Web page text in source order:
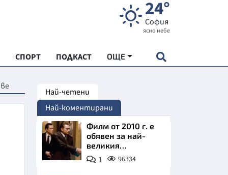
24°
София
ясно небе
СПОРТ ПОДКАСТ ОЩЕ
"ЧУДЕСАТА НА БЪЛГАРИЯ"
Най-четени
Най-коментирани
Филм от 2010 г. е
обявен за най-
великия
психологически
трилър в
1 96334